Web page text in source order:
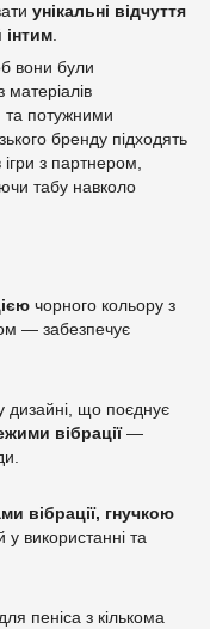
унікальні відчуття
інтим.
вони були
потужними
бренду підходять
ігри з партнером,
табу навколо
чорного кольору з
— забезпечує
дизайні, що поєднує
вібрації—
вібрації, гнучкою
у використанні та
для пеніса з кількома